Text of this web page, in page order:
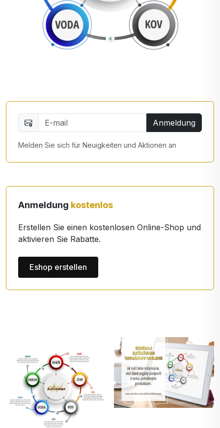
Anmeldung
Melden Sie sich für Neuigkeiten und Aktionen an
Anmeldung kostenlos
Erstellen Sie einen kostenlosen Online-Shop und
aktivieren Sie Rabatte.
Eshop erstellen